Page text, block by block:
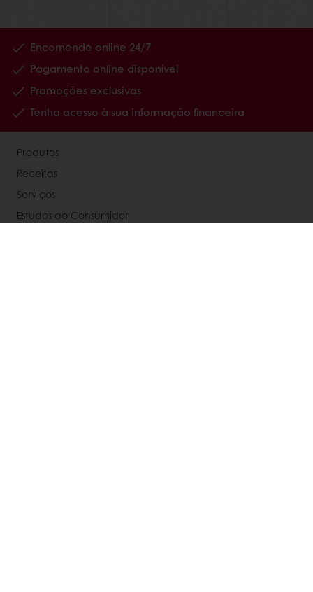
Encomende online 24/7
Pagamento online disponível
Promoções exclusivas
Tenha acesso à sua informação financeira
Produtos
Receitas
Serviços
Estudos ao Consumidor